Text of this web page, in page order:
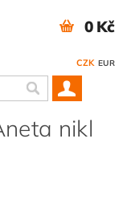
CZK EUR
0 Kč
nikl